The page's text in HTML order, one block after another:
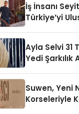
İş İnsanı
Türkiye’yi
Ayla Selvi 31
Yedi Şarkılık
Suwen, Yeni
Korseleriyle